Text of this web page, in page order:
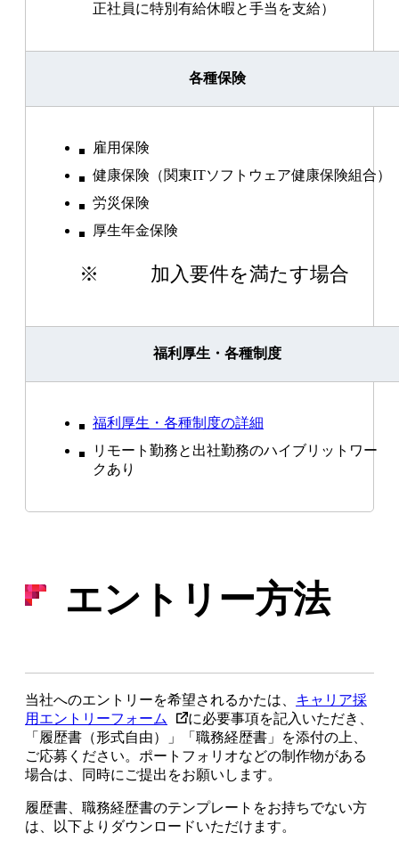
正社員に特別有給休暇と手当を支給）
各種保険
雇用保険
健康保険（関東ITソフトウェア健康保険組合）
労災保険
厚生年金保険
※ 加入要件を満たす場合
福利厚生・各種制度
福利厚生・各種制度の詳細
リモート勤務と出社勤務のハイブリットワー
クあり
エントリー方法
当社へのエントリーを希望されるかたは、 キャリア採
用エントリーフォーム
に必要事項を記入いただき、
「履歴書（形式自由）」「職務経歴書」を添付の上、
ご応募ください。ポートフォリオなどの制作物がある
場合は、同時にご提出をお願いします。
履歴書、職務経歴書のテンプレートをお持ちでない方
は、以下よりダウンロードいただけます。